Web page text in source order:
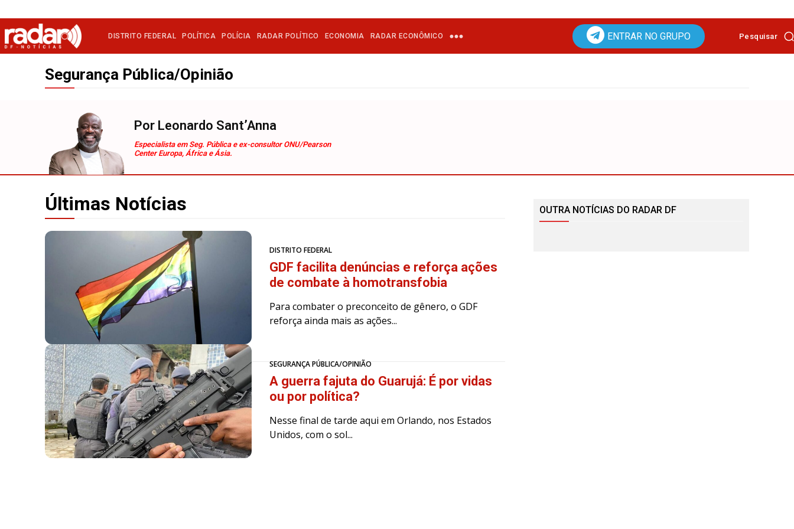
DISTRITO FEDERAL POLÍTICA POLÍCIA RADAR POLÍTICO ECONOMIA RADAR ECONÔMICO ENTRAR NO GRUPO Pesquisar
Segurança Pública/Opinião
Por Leonardo Sant’Anna
Especialista em Seg. Pública e ex-consultor ONU/Pearson
Center Europa, África e Ásia.
Últimas Notícias
DISTRITO FEDERAL
GDF facilita denúncias e reforça ações
de combate à homotransfobia
Para combater o preconceito de gênero, o GDF
reforça ainda mais as ações...
SEGURANÇA PÚBLICA/OPINIÃO
A guerra fajuta do Guarujá: É por vidas
ou por política?
Nesse final de tarde aqui em Orlando, nos Estados
Unidos, com o sol...
OUTRA NOTÍCIAS DO RADAR DF